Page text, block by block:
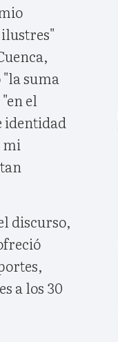
suma
el
identidad
mi
discurso,
a los 30